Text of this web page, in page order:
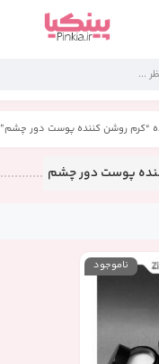
“کرم روشن کننده پوست دور چشم”
پوست دور چشم
ناموجود